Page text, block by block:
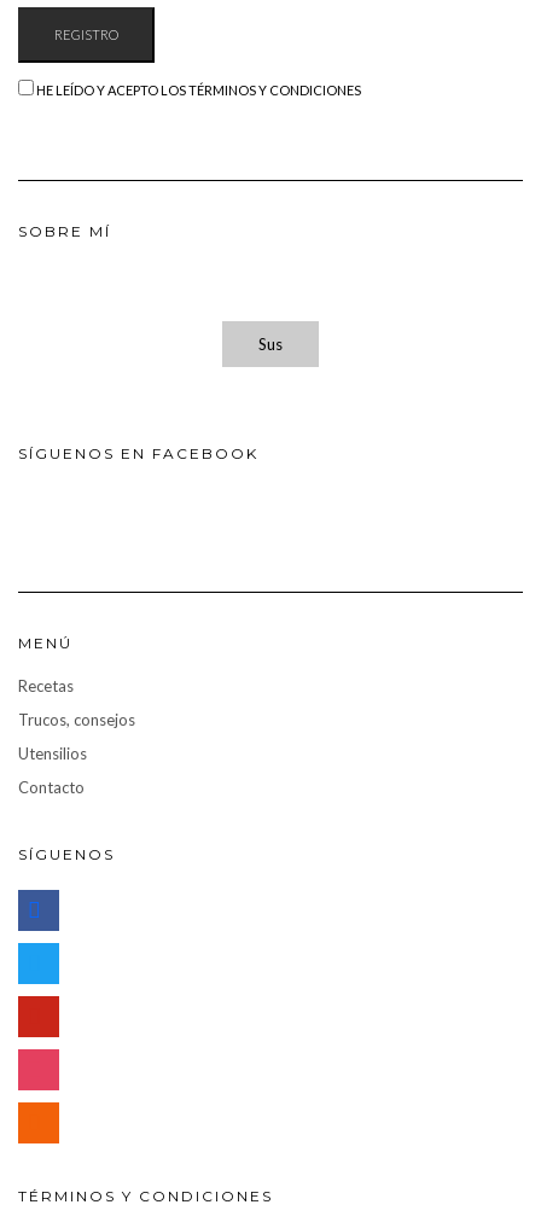
HE LEÍDO Y ACEPTO LOS TÉRMINOS Y CONDICIONES
SOBRE MÍ
Sus
SÍGUENOS EN FACEBOOK
MENÚ
Recetas
Trucos, consejos
Utensilios
Contacto
SÍGUENOS
facebook
twitter
pinterest
instagram
rss
TÉRMINOS Y CONDICIONES